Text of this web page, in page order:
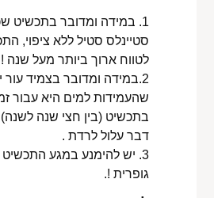
1. במידה ומדובר בתכשיט
סטיינלס סטיל ללא ציפוי,
לטווח ארוך ביותר מעל שנה !
2.במידה ומדובר בצמיד
שהעמידות למים היא עבור
בתכשיט (בין חצי שנה לשנה)
דבר עלול לרדת .
3. יש להימנע במגע
גופרית !.